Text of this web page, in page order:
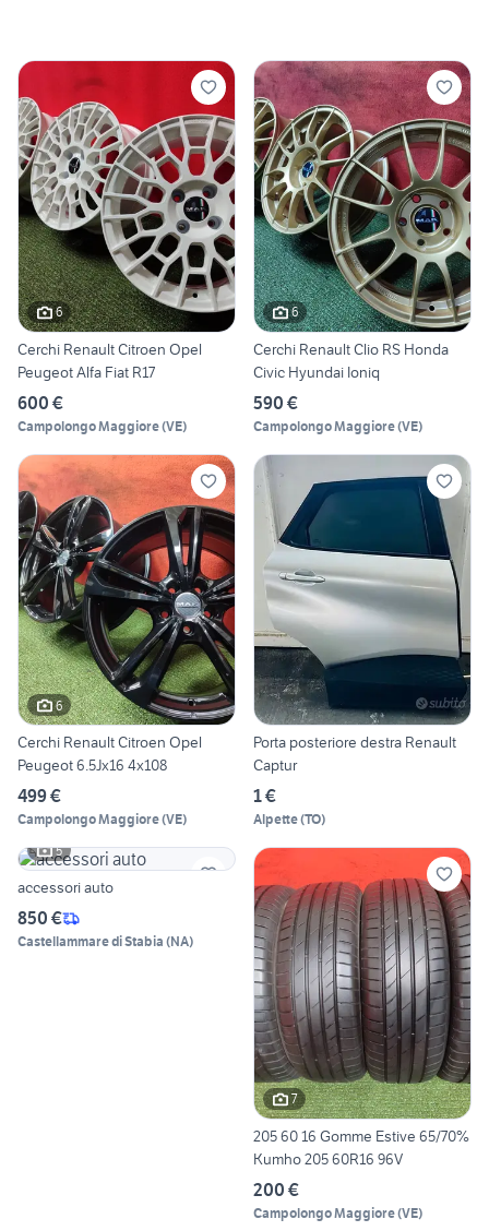
6
Cerchi Renault Citroen Opel
Peugeot Alfa Fiat R17
600 €
Campolongo Maggiore(VE)
6
Cerchi Renault Clio RS Honda
Civic Hyundai Ioniq
590 €
Campolongo Maggiore(VE)
6
Cerchi Renault Citroen Opel
Peugeot 6.5Jx16 4x108
499 €
Campolongo Maggiore(VE)
Porta posteriore destra Renault
Captur
1 €
Alpette(TO)
5
accessori auto
850 €
Castellammare di Stabia (NA)
7
205 60 16 Gomme Estive 65/70%
Kumho 205 60R16 96V
200 €
Campolongo Maggiore(VE)